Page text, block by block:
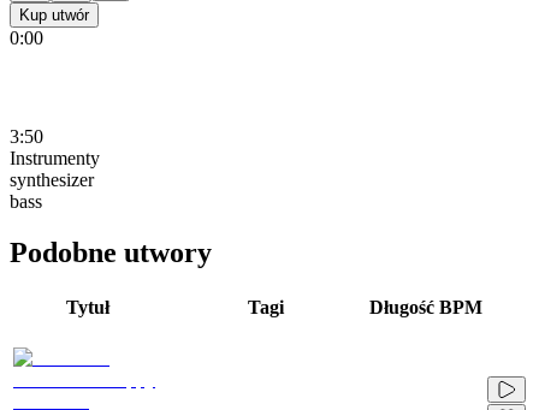
Kup utwór
0:00
3:50
Instrumenty
synthesizer
bass
Podobne utwory
Tytuł Tagi Długość BPM